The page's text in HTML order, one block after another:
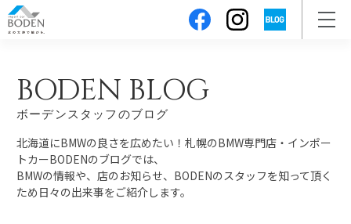
BODEN BLOG
ボーデンスタッフのブログ
北海道にBMWの良さを広めたい！札幌のBMW専門店・インポー
トカーBODENのブログでは、
BMWの情報や、店のお知らせ、BODENのスタッフを知って頂く
ため日々の出来事をご紹介します。